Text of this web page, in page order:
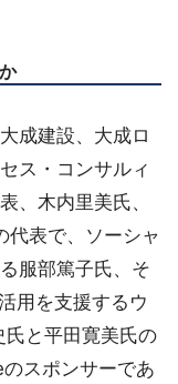
成建設、大成ロ
ス・コンサルィ
、木内里美氏、
代表で、ソーシャ
服部篤子氏、そ
用を支援するウ
と平田寛美氏の
スポンサーであ